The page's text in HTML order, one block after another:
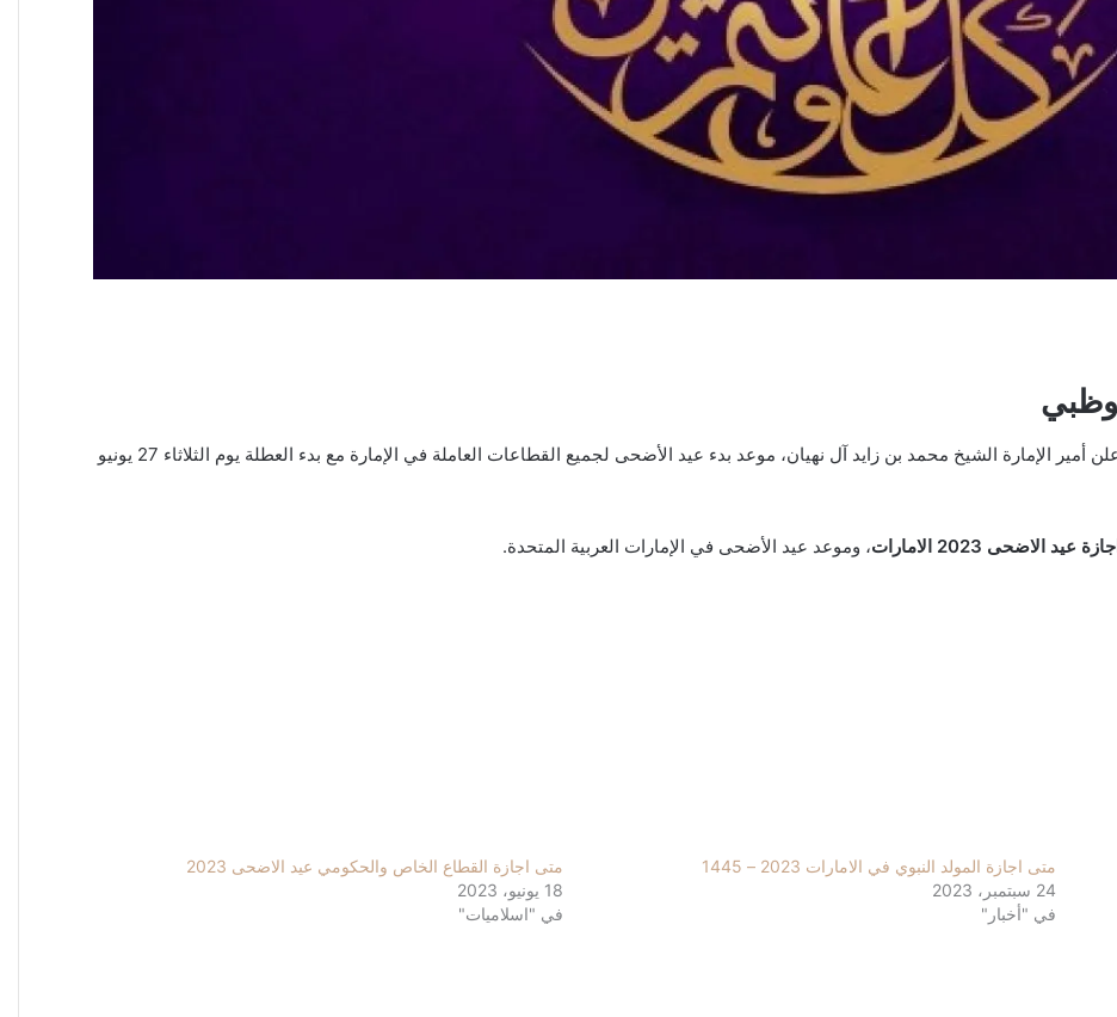
إمارة أبوظبي هي عاصمة دولة الإمارات العربية المتحدة، وأعلن أمير الإمارة الشيخ محمد بن زايد آل نهيان، موعد بدء عيد الأضحى لجميع القطاعات العاملة في الإمارة مع بدء العطلة يوم الثلاثاء 27 يونيو
اجازة عيد الاضحى 2023 الامارات ، وموعد عيد الأضحى في الإمارات العربية المتحدة.
متى اجازة المولد النبوي في الامارات 2023 – 1445
24 سبتمبر، 2023
في "أخبار"
متى اجازة القطاع الخاص والحكومي عيد الاضحى 2023
18 يونيو، 2023
في "اسلاميات"